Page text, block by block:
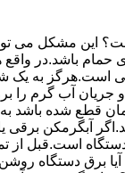
این مشکل می
باشد.در واقع
است.هرگز به یک
و جریان آب گرم را
قطع شده باشد به
آبگرمکن برقی
است.قبل از
برق دستگاه